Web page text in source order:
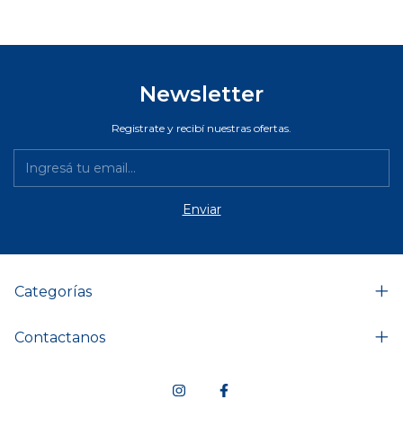
Newsletter
Registrate y recibí nuestras ofertas.
Categorías
Contactanos